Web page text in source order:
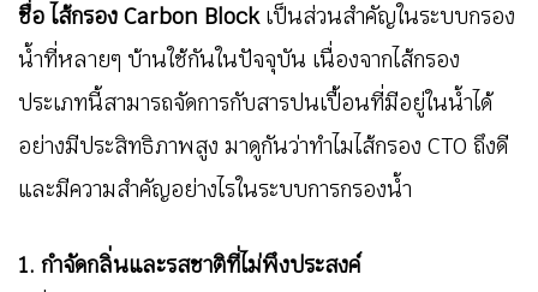
ชื่อ ไส้กรอง Carbon Blockเป็นส่วนสำคัญในระบบกรอง
น้ำที่หลายๆ บ้านใช้กันในปัจจุบัน เนื่องจากไส้กรอง
ประเภทนี้สามารถจัดการกับสารปนเปื้อนที่มีอยู่ในน้ำได้
อย่างมีประสิทธิภาพสูง มาดูกันว่าทำไมไส้กรอง CTO ถึงดี
และมีความสำคัญอย่างไรในระบบการกรองน้ำ
1. กำจัดกลิ่นและรสชาติที่ไม่พึงประสงค์